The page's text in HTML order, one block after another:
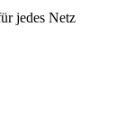
jedes Netz